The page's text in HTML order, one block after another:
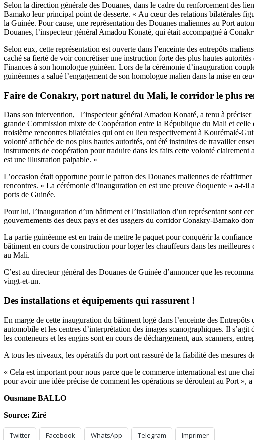
Selon la direction générale des Douanes, dans le cadre du renforcement des
Bamako leur principal point de desserte. « Au cœur des relations bilatérales
la Guinée. Pour cause, une représentation des Douanes maliennes au Port
Douanes, l’inspecteur général Amadou Konaté, qui était accompagné à
Selon eux, cette représentation est ouverte dans l’enceinte des entrepôts
caché sa fierté de voir concrétiser une instruction forte des plus hautes
Finances à son homologue guinéen. Lors de la cérémonie d’inauguration
guinéennes a salué l’engagement de son homologue malien dans la mise en
Faire de Conakry, port naturel du Mali, le corridor le plus
Dans son intervention, l’inspecteur général Amadou Konaté, a tenu à préciser
grande Commission mixte de Coopération entre la République du Mali et
troisième rencontres bilatérales qui ont eu lieu respectivement à Kourémalé-
volonté affichée de nos plus hautes autorités, ont été instruites de travailler
instruments de coopération pour traduire dans les faits cette volonté
est une illustration palpable. »
L’occasion était opportune pour le patron des Douanes maliennes de
rencontres. « La cérémonie d’inauguration en est une preuve éloquente » a-t-il
ports de Guinée.
Pour lui, l’inauguration d’un bâtiment et l’installation d’un représentant sont
gouvernements des deux pays et des usagers du corridor Conakry-Bamako
La partie guinéenne est en train de mettre le paquet pour conquérir la
bâtiment en cours de construction pour loger les chauffeurs dans les
au Mali.
C’est au directeur général des Douanes de Guinée d’annoncer que les
vingt-et-un.
Des installations et équipements qui rassurent !
En marge de cette inauguration du bâtiment logé dans l’enceinte des
automobile et les centres d’interprétation des images scanographiques. Il
les conteneurs et les engins sont en cours de déchargement, aux scanners,
A tous les niveaux, les opératifs du port ont rassuré de la fiabilité des mesures
« Cela est important pour nous parce que le commerce international est une
pour avoir une idée précise de comment les opérations se déroulent au Port »,
Ousmane BALLO
Source: Ziré
Twitter Facebook WhatsApp Telegram Imprimer